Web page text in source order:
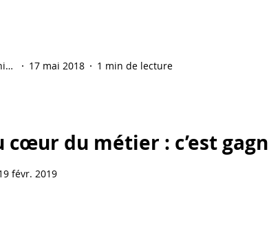
Sophie Hostein 17 mai 2018 1 min de lecture
cœur du métier : c’est
févr. 2019